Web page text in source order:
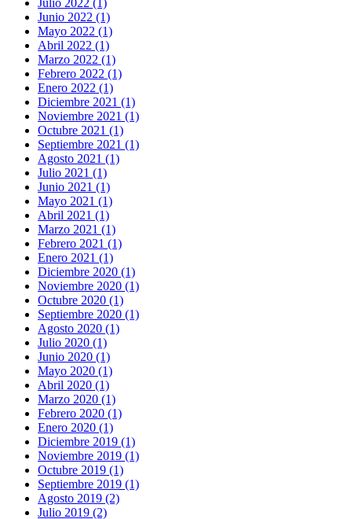
Junio 2022 (1)
Mayo 2022 (1)
Abril 2022 (1)
Marzo 2022 (1)
Febrero 2022 (1)
Enero 2022 (1)
Diciembre 2021 (1)
Noviembre 2021 (1)
Octubre 2021 (1)
Septiembre 2021 (1)
Agosto 2021 (1)
Julio 2021 (1)
Junio 2021 (1)
Mayo 2021 (1)
Abril 2021 (1)
Marzo 2021 (1)
Febrero 2021 (1)
Enero 2021 (1)
Diciembre 2020 (1)
Noviembre 2020 (1)
Octubre 2020 (1)
Septiembre 2020 (1)
Agosto 2020 (1)
Julio 2020 (1)
Junio 2020 (1)
Mayo 2020 (1)
Abril 2020 (1)
Marzo 2020 (1)
Febrero 2020 (1)
Enero 2020 (1)
Diciembre 2019 (1)
Noviembre 2019 (1)
Octubre 2019 (1)
Septiembre 2019 (1)
Agosto 2019 (2)
Julio 2019 (2)